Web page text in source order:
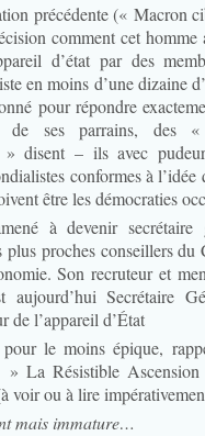
précédente (« Macron
comment cet
d’état par des
en moins d’une dizaine
pour répondre
de ses parrains, des
» disent – ils avec
conformes à l’idée
être les démocraties
à devenir secrétaire
plus proches conseillers du
Son recruteur et
aujourd’hui Secrétaire
de l’appareil d’État
le moins épique,
» La Résistible
ou à lire
mais immature…